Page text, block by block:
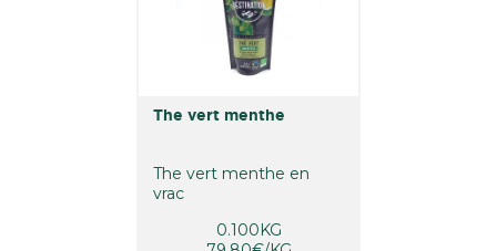
the vert menthe
The vert menthe en
vrac
0.100KG